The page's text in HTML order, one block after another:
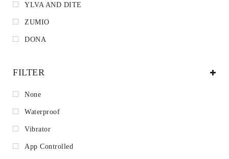
YLVA AND DITE
ZUMIO
DONA
FILTER
None
Waterproof
Vibrator
App Controlled